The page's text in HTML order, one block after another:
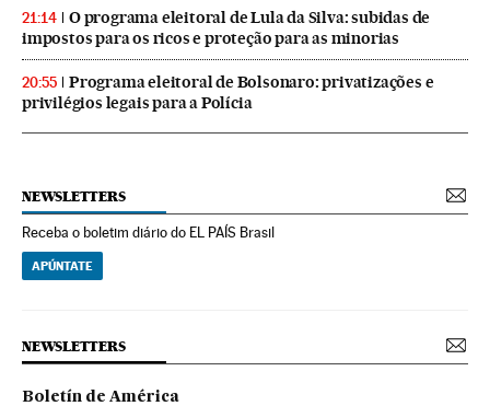
21:14
O programa eleitoral de Lula da Silva: subidas de
impostos para os ricos e proteção para as minorias
20:55
Programa eleitoral de Bolsonaro: privatizações e
privilégios legais para a Polícia
NEWSLETTERS
Receba o boletim diário do EL PAÍS Brasil
APÚNTATE
NEWSLETTERS
Boletín de América